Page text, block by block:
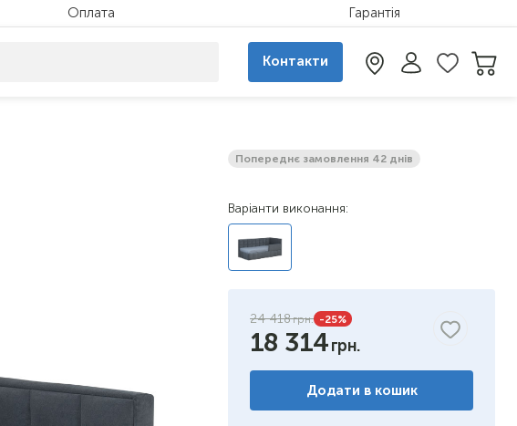
Оплата Гарантія
Контакти
Попереднє замовлення 42 днів
Варіанти виконання:
24 418 -25%
18 314
Додати в кошик